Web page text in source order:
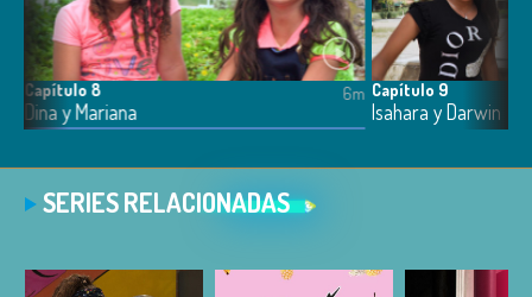
Capítulo 8
Dina y Mariana
6m Capítulo 9
Isahara y Darwin
SERIES RELACIONADAS